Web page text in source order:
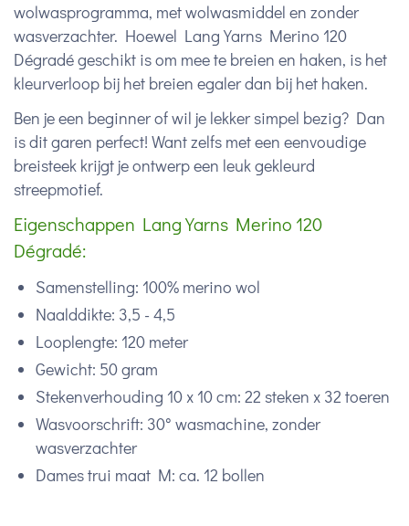
wolwasprogramma, met wolwasmiddel en zonder
wasverzachter. Hoewel Lang Yarns Merino 120
Dégradé geschikt is om mee te breien en haken, is het
kleurverloop bij het breien egaler dan bij het haken.
Ben je een beginner of wil je lekker simpel bezig? Dan
is dit garen perfect! Want zelfs met een eenvoudige
breisteek krijgt je ontwerp een leuk gekleurd
streepmotief.
Eigenschappen Lang Yarns Merino 120
Dégradé:
Samenstelling: 100% merino wol
Naalddikte: 3,5 - 4,5
Looplengte: 120 meter
Gewicht: 50 gram
Stekenverhouding 10 x 10 cm: 22 steken x 32 toeren
Wasvoorschrift: 30° wasmachine, zonder
wasverzachter
Dames trui maat M: ca. 12 bollen